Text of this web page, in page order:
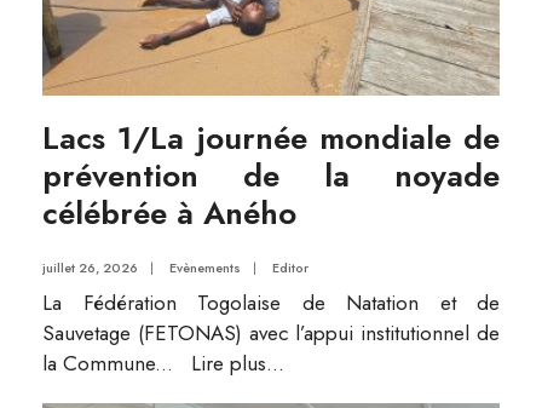
Lacs 1/La journée mondiale de
prévention de la noyade
célébrée à Aného
juillet 26, 2026 | Evènements | Editor
La Fédération Togolaise de Natation et de
Sauvetage (FETONAS) avec l’appui institutionnel de
la Commune... Lire plus...